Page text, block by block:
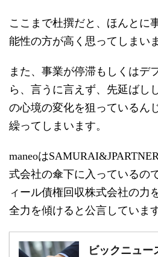
ここまで杜撰だと、ほんとに
能性の方が高く思ってしまい
また、事業が停滞もしくはデ
ら、言うに言えず、先延ばし
の心境の変化を狙っているん
繰ってしまいます。
maneoは
式会社の傘下に入っているの
ィール債権回収株式会社の力
全力を傾けると公言しています
ビックニュ